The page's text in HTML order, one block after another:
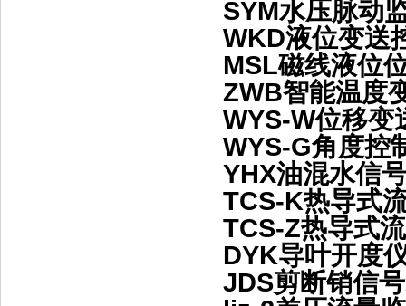
SYM水压脉
WKD液位变
MSL磁线液
ZWB智能温
WYS-W位移
WYS-G角度
YHX油混水信
TCS-K热导式
TCS-Z热导式
DYK导叶开度
JDS剪断销信